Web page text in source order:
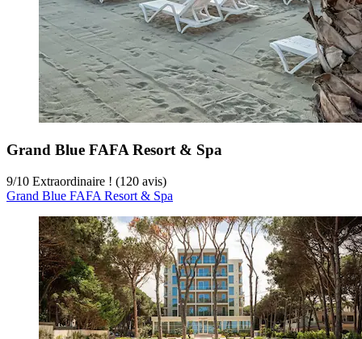
Grand Blue FAFA Resort & Spa
9/10 Extraordinaire ! (120 avis)
Grand Blue FAFA Resort & Spa